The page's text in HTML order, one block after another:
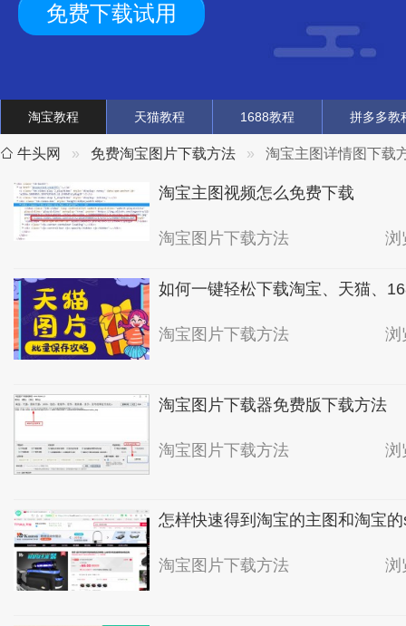
免费下载试用
淘宝教程 天猫教程 1688教程 拼多多教
牛头网 免费淘宝图片下载方法 淘宝主图详情图下载
淘宝主图视频怎么免费下载
淘宝图片下载方法 浏
如何一键轻松下载淘宝、天猫、
淘宝图片下载方法 浏
淘宝图片下载器免费版下载方法
淘宝图片下载方法 浏
怎样快速得到淘宝的主图和淘宝
淘宝图片下载方法 浏